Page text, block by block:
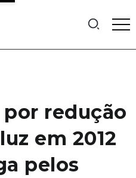
redução
em 2012
pelos